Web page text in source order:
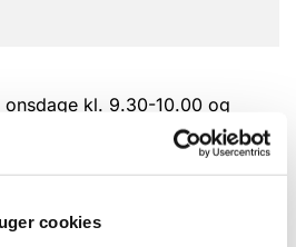
cookies
onsdage kl. 9.30-10.00 og
kop kaffe bagefter.